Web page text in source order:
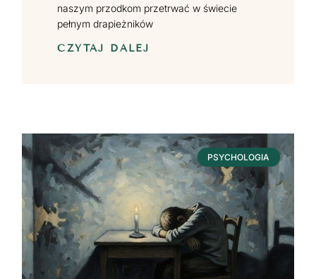
naszym przodkom przetrwać w świecie
pełnym drapieżników
CZYTAJ DALEJ
PSYCHOLOGIA